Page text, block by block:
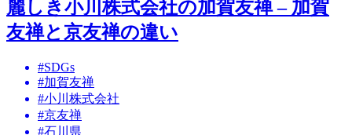
麗しき小川株式会社の加賀友禅 – 加賀
友禅と京友禅の違い
#SDGs
#加賀友禅
#小川株式会社
#京友禅
#石川県